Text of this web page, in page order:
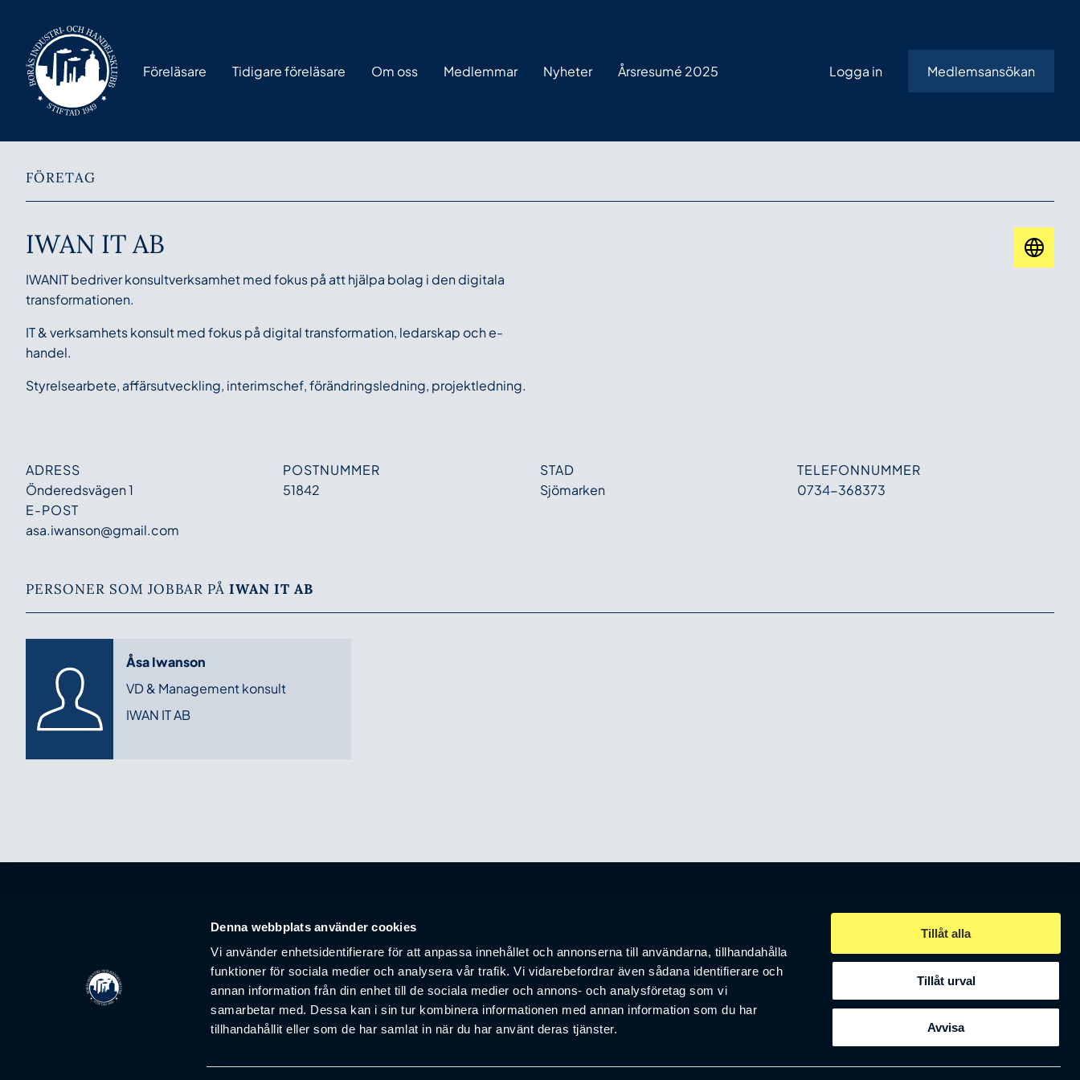
Denna webbplats använder cookies
Vi använder enhetsidentifierare för att anpassa innehållet och annonserna till användarna, tillhandahålla
funktioner för sociala medier och analysera vår trafik. Vi vidarebefordrar även sådana identifierare och
annan information från din enhet till de sociala medier och annons- och analysföretag som vi
samarbetar med. Dessa kan i sin tur kombinera informationen med annan information som du har
tillhandahållit eller som de har samlat in när du har använt deras tjänster.
Tillåt alla
Tillåt urval
Avvisa
Föreläsare Tidigare föreläsare Om oss Medlemmar Nyheter Årsresumé 2025 Logga in Medlemsansökan
FÖRETAG
IWAN IT AB
IWANIT bedriver konsultverksamhet med fokus på att hjälpa bolag i den digitala
transformationen.
IT & verksamhets konsult med fokus på digital transformation, ledarskap och e-
handel.
Styrelsearbete, affärsutveckling, interimschef, förändringsledning, projektledning.
ADRESS
Önderedsvägen 1
POSTNUMMER
51842
STAD
Sjömarken
TELEFONNUMMER
0734-368373
E-POST
asa.iwanson@gmail.com
PERSONER SOM JOBBAR PÅ IWAN IT AB
Åsa Iwanson
VD & Management konsult
IWAN IT AB
Borås industri- och handelsklubb är ett nätverk som
Våra möten
Årsredovisning
Personuppgifter